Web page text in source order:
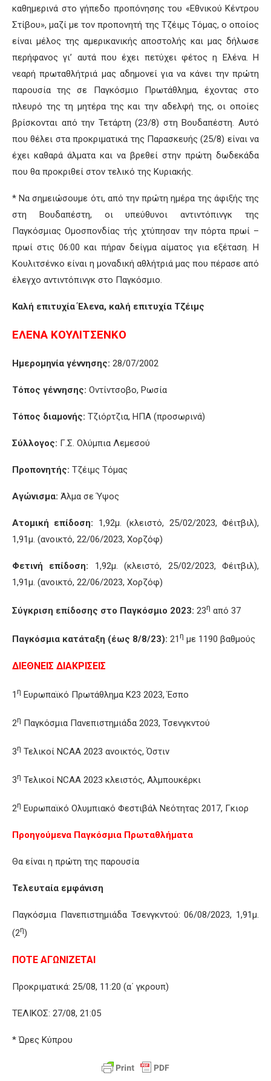
καθημερινά στο γήπεδο προπόνησης του «Εθνικού Κέντρου
Στίβου», μαζί με τον προπονητή της Τζέιμς Τόμας, ο οποίος
είναι μέλος της αμερικανικής αποστολής και μας δήλωσε
περήφανος γι’ αυτά που έχει πετύχει φέτος η Ελένα. Η
νεαρή πρωταθλήτριά μας αδημονεί για να κάνει την πρώτη
παρουσία της σε Παγκόσμιο Πρωτάθλημα, έχοντας στο
πλευρό της τη μητέρα της και την αδελφή της, οι οποίες
βρίσκονται από την Τετάρτη (23/8) στη Βουδαπέστη. Αυτό
που θέλει στα προκριματικά της Παρασκευής (25/8) είναι να
έχει καθαρά άλματα και να βρεθεί στην πρώτη δωδεκάδα
που θα προκριθεί στον τελικό της Κυριακής.
* Να σημειώσουμε ότι, από την πρώτη ημέρα της άφιξής της
στη Βουδαπέστη, οι υπεύθυνοι αντιντόπινγκ της
Παγκόσμιας Ομοσπονδίας τής χτύπησαν την πόρτα πρωί –
πρωί στις 06:00 και πήραν δείγμα αίματος για εξέταση. Η
Κουλιτσένκο είναι η μοναδική αθλήτριά μας που πέρασε από
έλεγχο αντιντόπινγκ στο Παγκόσμιο.
Καλή επιτυχία Έλενα, καλή επιτυχία Τζέιμς
ΕΛΕΝΑ ΚΟΥΛΙΤΣΕΝΚΟ
Ημερομηνία γέννησης: 28/07/2002
Τόπος γέννησης: Οντίντσοβο, Ρωσία
Τόπος διαμονής: Τζιόρτζια, ΗΠΑ (προσωρινά)
Σύλλογος: Γ.Σ. Ολύμπια Λεμεσού
Προπονητής: Τζέιμς Τόμας
Αγώνισμα: Άλμα σε Ύψος
Ατομική επίδοση: 1,92μ. (κλειστό, 25/02/2023, Φέιτβιλ),
1,91μ. (ανοικτό, 22/06/2023, Χορζόφ)
Φετινή επίδοση: 1,92μ. (κλειστό, 25/02/2023, Φέιτβιλ),
1,91μ. (ανοικτό, 22/06/2023, Χορζόφ)
Σύγκριση επίδοσης στο Παγκόσμιο 2023: 23η από 37
Παγκόσμια κατάταξη (έως 8/8/23): 21 η με 1190 βαθμούς
ΔΙΕΘΝΕΙΣ ΔΙΑΚΡΙΣΕΙΣ
1 η Ευρωπαϊκό Πρωτάθλημα Κ23 2023, Έσπο
2η Παγκόσμια Πανεπιστημιάδα 2023, Τσενγκντού
3η Τελικοί NCAA 2023 ανοικτός, Όστιν
3η Τελικοί NCAA 2023 κλειστός, Αλμπουκέρκι
2η Ευρωπαϊκό Ολυμπιακό Φεστιβάλ Νεότητας 2017, Γκιορ
Προηγούμενα Παγκόσμια Πρωταθλήματα
Θα είναι η πρώτη της παρουσία
Τελευταία εμφάνιση
Παγκόσμια Πανεπιστημιάδα Τσενγκντού: 06/08/2023, 1,91μ.
(2η)
ΠΟΤΕ ΑΓΩΝΙΖΕΤΑΙ
Προκριματικά: 25/08, 11:20 (α΄ γκρουπ)
ΤΕΛΙΚΟΣ: 27/08, 21:05
* Ώρες Κύπρου